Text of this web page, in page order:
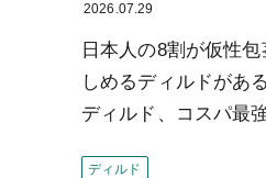
2026.07.29
日本人の8割が仮性
しめるディルドがあ
ディルド、コスパ最
ディルド